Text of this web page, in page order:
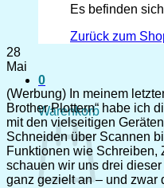
Es befinden
Zurück zum
0
Warenkorb
28
Mai
(Werbung) In meinem
Brother Plottern“ habe ich
mit den vielseitigen
Schneiden über Scannen
Funktionen wie Schreiben,
schauen wir uns drei
ganz gezielt an – und zwar